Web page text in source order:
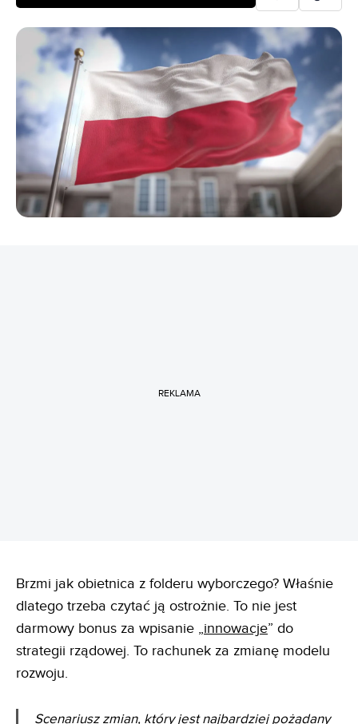
REKLAMA
Brzmi jak obietnica z folderu wyborczego? Właśnie
dlatego trzeba czytać ją ostrożnie. To nie jest
darmowy bonus za wpisanie „innowacje” do
strategii rządowej. To rachunek za zmianę modelu
rozwoju.
Scenariusz zmian, który jest najbardziej pożądany